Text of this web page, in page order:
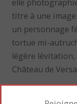
elle
titre à une
un personnage
tortue mi-
légère lévitation,
Château de